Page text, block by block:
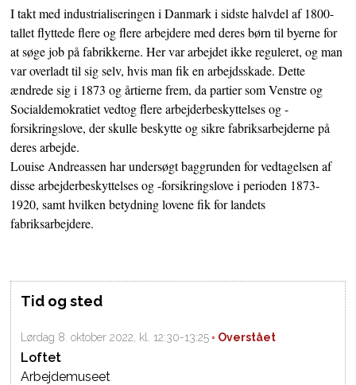
I takt med industrialiseringen i Danmark i sidste halvdel af 1800-
tallet flyttede flere og flere arbejdere med deres børn til byerne for
at søge job på fabrikkerne. Her var arbejdet ikke reguleret, og man
var overladt til sig selv, hvis man fik en arbejdsskade. Dette
ændrede sig i 1873 og årtierne frem, da partier som Venstre og
Socialdemokratiet vedtog flere arbejderbeskyttelses og -
forsikringslove, der skulle beskytte og sikre fabriksarbejderne på
deres arbejde.
Louise Andreassen har undersøgt baggrunden for vedtagelsen af
disse arbejderbeskyttelses og -forsikringslove i perioden 1873-
1920, samt hvilken betydning lovene fik for landets
fabriksarbejdere.
Tid og sted
Lørdag 8. oktober 2022, kl. 12:30-13:25
Loftet
Arbejdemuseet